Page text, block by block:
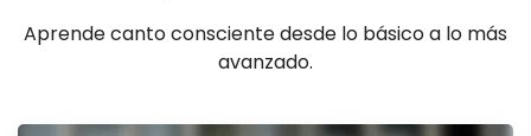
Aprende canto consciente desde lo básico a lo más
avanzado.